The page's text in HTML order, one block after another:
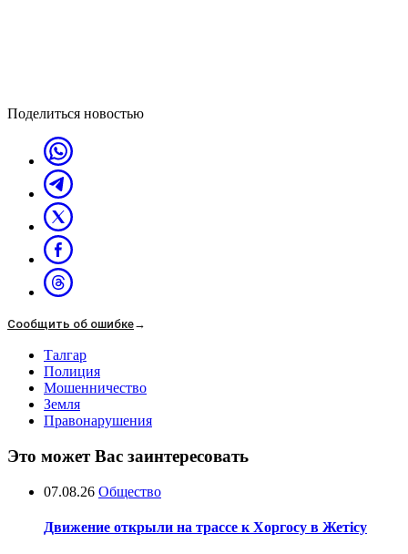
Поделиться новостью
Сообщить об ошибке→
Талгар
Полиция
Мошенничество
Земля
Правонарушения
Это может Вас заинтересовать
07.08.26 Общество
Движение открыли на трассе к Хоргосу в Жетісу